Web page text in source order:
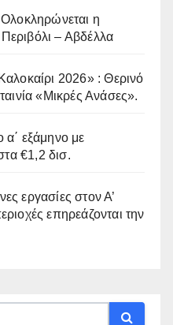
η
– Αβδέλλα
2026» : Θερινό
«Μικρές Ανάσες».
εξάμηνο με
€1,2 δισ.
εργασίες στον Α’
επηρεάζονται την